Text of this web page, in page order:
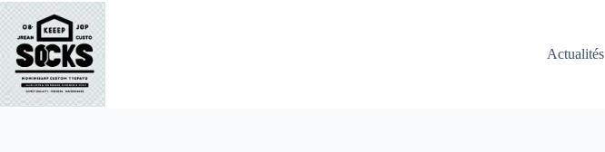
Passer
au
contenu
Actualités